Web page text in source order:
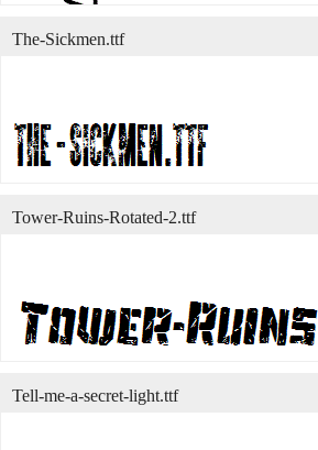
The-Sickmen.ttf
Tower-Ruins-Rotated-2.ttf
Tell-me-a-secret-light.ttf